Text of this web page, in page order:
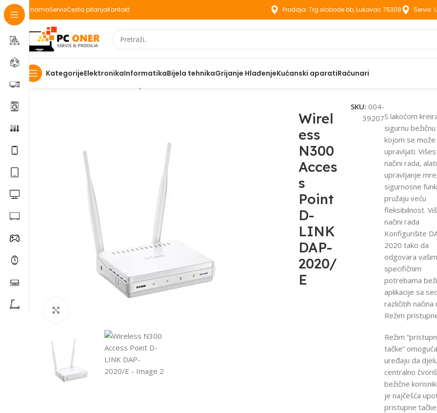
O namaServisČesta pitanjaKontakt Prodaja: Trg slobode bb, Lukavac 75308 Servis:
KategorijeElektronikaInformatikaBijela tehnikaGrijanje HlađenjeKućanski aparatiRačunari
Početna
Wirel
ess
N300
Acces
s
Point
D-
LINK
DAP-
2020/
E
SKU: 004-
39207S lakoćom
sigurnu
kojom se može
upravljati.
načini rada,
upravljanje
sigurnosne
pružaju veću
fleksibilnost.
načini rada
Konfigurišite
2020 tako da
odgovara vašim
specifičnim
potrebama
aplikacije sa
različitih načina
Režim
Režim
tačke”
uređaju da
centralno
bežične
je najčešća
pristupne tačke.